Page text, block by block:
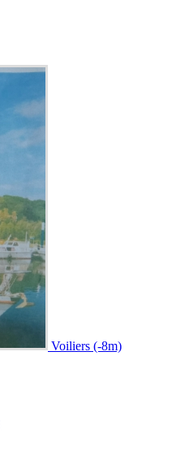
Voiliers (-8m)